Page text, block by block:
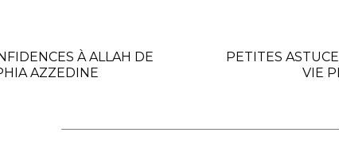
À ALLAH DE
AZZEDINE
PETITES
VIE